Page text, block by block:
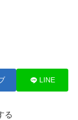
LINE
る